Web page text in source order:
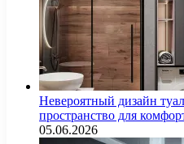
Невероятный дизайн
пространство для
05.06.2026